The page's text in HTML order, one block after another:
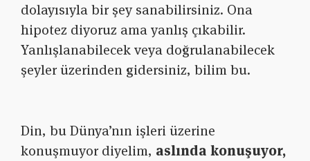
dolayısıyla bir şey sanabilirsiniz. Ona
hipotez diyoruz ama yanlış çıkabilir.
Yanlışlanabilecek veya doğrulanabilecek
şeyler üzerinden gidersiniz, bilim bu.
Din, bu Dünya’nın işleri üzerine
konuşmuyor diyelim, aslında konuşuyor,